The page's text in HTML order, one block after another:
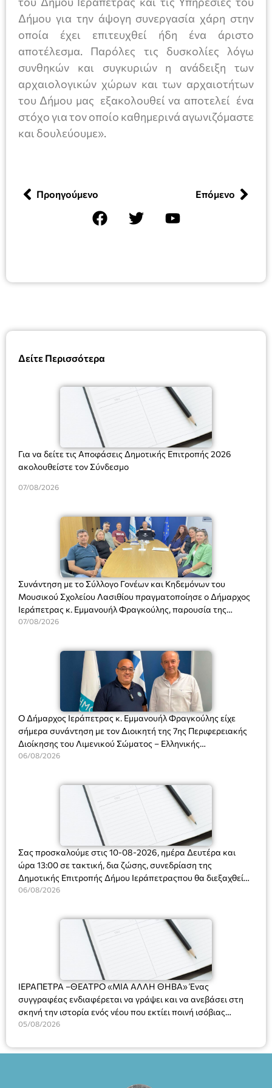
Δείτε Περισσότερα
Για να δείτε τις Αποφάσεις Δημοτικής Επιτροπής 2026
ακολουθείστε τον Σύνδεσμο
07/08/2026
Συνάντηση με το Σύλλογο Γονέων και Κηδεμόνων του
Μουσικού Σχολείου Λασιθίου πραγματοποίησε ο Δήμαρχος
Ιεράπετρας κ. Εμμανουήλ Φραγκούλης, παρουσία της
Διευθύντριας του σχολείου κας Μαριάννας Χαΐτα.
07/08/2026
Ο Δήμαρχος Ιεράπετρας κ. Εμμανουήλ Φραγκούλης είχε
σήμερα συνάντηση με τον Διοικητή της 7ης Περιφερειακής
Διοίκησης του Λιμενικού Σώματος – Ελληνικής
Ακτοφυλακής (Λ.Σ.-ΕΛ.ΑΚΤ.), Αρχιπλοίαρχο Λ.Σ. κ. Ιωάννη
06/08/2026
Σας προσκαλούμε στις 10-08-2026, ημέρα Δευτέρα και
ώρα 13:00 σε τακτική, δια ζώσης, συνεδρίαση της
Δημοτικής Επιτροπής Δήμου Ιεράπετραςπου θα διεξαχθεί
στο Δημοτικό Κατάστημα, Δημοκρατίας 31 στην αίθουσα
και λήψη αποφάσεων στα παρακάτω θέματα:
06/08/2026
ΙΕΡΑΠΕΤΡΑ –ΘΕΑΤΡΟ «ΜΙΑ ΑΛΛΗ ΘΗΒΑ» Ένας
συγγραφέας ενδιαφέρεται να γράψει και να ανεβάσει στη
σκηνή την ιστορία ενός νέου που εκτίει ποινή ισόβιας
κάθειρξης για πατροκτονία. Ένα πολυβραβευμένο έργο για
ασθένεια, τον ερωτισμό. Ένα έργο αινιγματικό, συγκινητικό,
05/08/2026
Δήμου για την άψογη συνεργασία χάρη στην
οποία έχει επιτευχθεί ήδη ένα άριστο
αποτέλεσμα. Παρόλες τις δυσκολίες λόγω
συνθηκών και συγκυριών η ανάδειξη των
αρχαιολογικών χώρων και των αρχαιοτήτων
του Δήμου μας εξακολουθεί να αποτελεί ένα
στόχο για τον οποίο καθημερινά αγωνιζόμαστε
και δουλεύουμε».
Προηγούμενο Επόμενο